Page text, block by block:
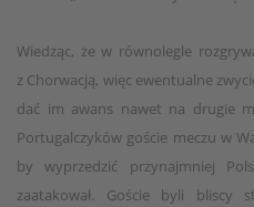
Wiedząc, że w równolegle
z Chorwacją, więc ewentualne
dać im awans nawet na drugie
Portugalczyków goście meczu w
by wyprzedzić przynajmniej
zaatakował. Goście byli bliscy